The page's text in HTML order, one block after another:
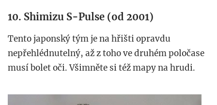
10. Shimizu S-Pulse (od 2001)
Tento japonský tým je na hřišti opravdu
nepřehlédnutelný, až z toho ve druhém poločase
musí bolet oči. Všimněte si též mapy na hrudi.